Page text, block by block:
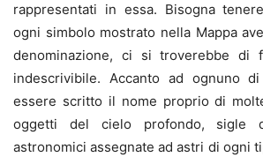
rappresentati in essa. Bisogna
ogni simbolo mostrato nella Mappa
denominazione, ci si troverebbe di
indescrivibile. Accanto ad ognuno
essere scritto il nome proprio di
oggetti del cielo profondo, sigle
astronomici assegnate ad astri di ogni